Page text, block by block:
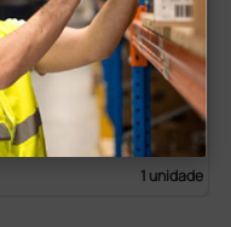
Heine Mini 3000 LED
com iluminação dire
ta, cabo a pilhas e es
péculos reutilizáveis
151,00 €
(Preço sem IVA)
1 unidade